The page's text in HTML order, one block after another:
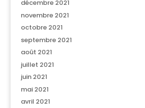
décembre 2021
novembre 2021
octobre 2021
septembre 2021
août 2021
juillet 2021
juin 2021
mai 2021
avril 2021